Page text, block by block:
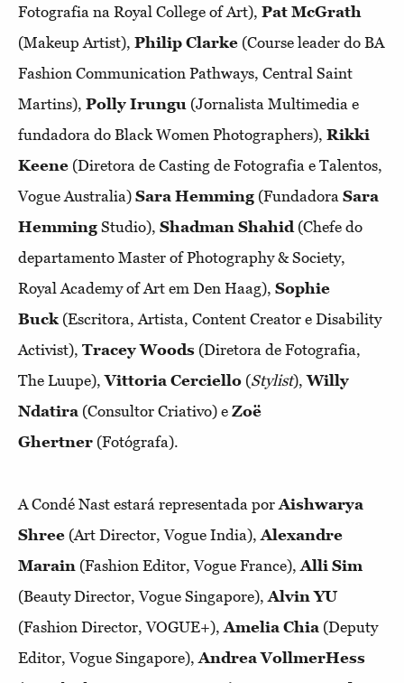
Fotografia na Royal College of Art), Pat McGrath
(Makeup Artist), Philip Clarke (Course leader do BA
Fashion Communication Pathways, Central Saint
Martins), Polly Irungu (Jornalista Multimedia e
fundadora do Black Women Photographers), Rikki
Keene (Diretora de Casting de Fotografia e Talentos,
Vogue Australia) Sara Hemming (Fundadora Sara
Hemming Studio), Shadman Shahid(Chefe do
departamento Master of Photography & Society,
Royal Academy of Art em Den Haag), Sophie
Buck(Escritora, Artista, Content Creator e Disability
Activist), Tracey Woods (Diretora de Fotografia,
The Luupe),Vittoria Cerciello (Stylist),Willy
Ndatira (Consultor Criativo) e Zoë
Ghertner (Fotógrafa).
A Condé Nast estará representada porAishwarya
Shree (Art Director, Vogue India),Alexandre
Marain (Fashion Editor, Vogue France),Alli Sim
(Beauty Director, Vogue Singapore),Alvin YU
(Fashion Director, VOGUE+),Amelia Chia (Deputy
Editor, Vogue Singapore),Andrea VollmerHess